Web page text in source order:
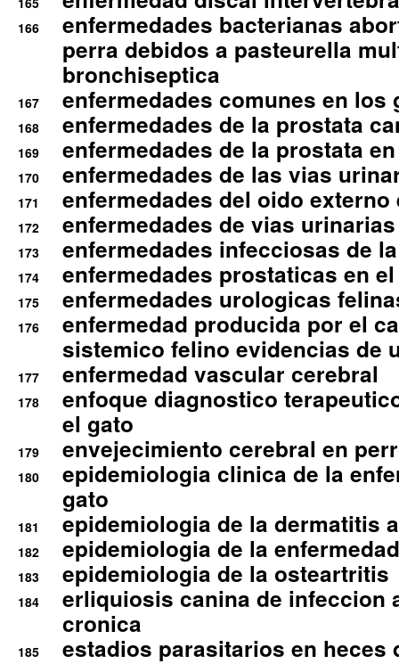
166
enfermedades bacterianas
perra debidos a pasteurella
bronchiseptica
167 enfermedades comunes en los
168 enfermedades de la prostata
169 enfermedades de la prostata
170 enfermedades de las vias
171 enfermedades del oido
172 enfermedades de vias
173 enfermedades infecciosas de
174 enfermedades prostaticas en
175 enfermedades urologicas
176
enfermedad producida por el
sistemico felino evidencias de
177 enfermedad vascular cerebral
178
enfoque diagnostico
el gato
179 envejecimiento cerebral en
180
epidemiologia clinica de la
gato
181 epidemiologia de la dermatitis
182 epidemiologia de la
183 epidemiologia de la osteartritis
184
erliquiosis canina de infeccion
cronica
185 estadios parasitarios en heces